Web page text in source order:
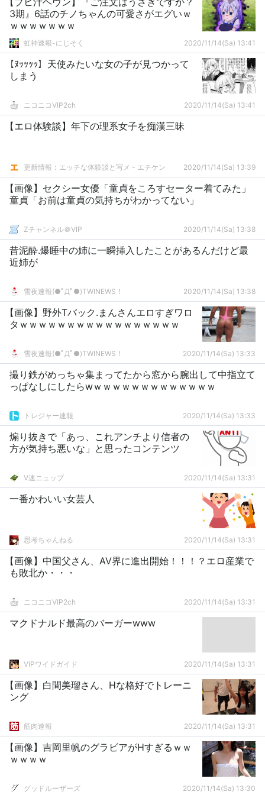
3期』6話のチノちゃんの可愛さがエグいｗ
ｗｗｗｗｗｗｗ
虹神速報-にじそく 2020/11/14(Sa) 13:41
【ﾇｯｯｯｯ】天使みたいな女の子が見つかって
しまう
ニコニコVIP2ch 2020/11/14(Sa) 13:41
【エロ体験談】年下の理系女子を痴漢三昧
更新情報：エッチな体験談と写メ - エチケン 2020/11/14(Sa) 13:39
【画像】セクシー女優「童貞をころすセーター着てみた」
童貞「お前は童貞の気持ちがわかってない」
Zチャンネル＠VIP 2020/11/14(Sa) 13:38
昔泥酔.爆睡中の姉に一瞬挿入したことがあるんだけど最
近姉が
雪夜速報(●ﾟДﾟ●)TWINEWS！ 2020/11/14(Sa) 13:38
【画像】野外Tバック.まんさんエロすぎワロ
タｗｗｗｗｗｗｗｗｗｗｗｗｗｗｗｗｗ
雪夜速報(●ﾟДﾟ●)TWINEWS！ 2020/11/14(Sa) 13:33
撮り鉄がめっちゃ集まってたから窓から腕出して中指立て
っぱなしにしたらwｗｗｗｗｗｗｗｗｗｗｗｗｗ
トレジャー速報 2020/11/14(Sa) 13:33
煽り抜きで「あっ、これアンチより信者の
方が気持ち悪いな」と思ったコンテンツ
V速ニュップ 2020/11/14(Sa) 13:31
一番かわいい女芸人
思考ちゃんねる 2020/11/14(Sa) 13:31
【画像】中国父さん、AV界に進出開始！！！？エロ産業で
も敗北か・・・
ニコニコVIP2ch 2020/11/14(Sa) 13:31
マクドナルド最高のバーガーwww
VIPワイドガイド 2020/11/14(Sa) 13:31
【画像】白間美瑠さん、Hな格好でトレーニ
ング
筋肉速報 2020/11/14(Sa) 13:31
【画像】吉岡里帆のグラビアがHすぎるｗｗ
ｗｗｗｗ
グッドルーザーズ 2020/11/14(Sa) 13:30